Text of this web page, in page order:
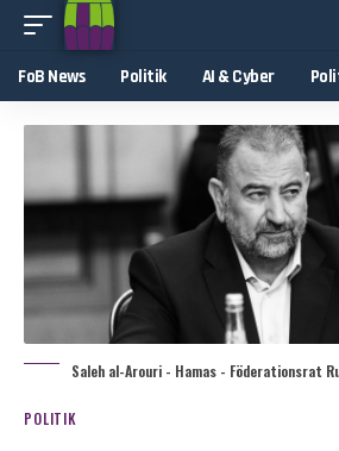
FoB News Politik AI & Cyber
Saleh al-Arouri - Hamas - Föderationsrat
POLITIK